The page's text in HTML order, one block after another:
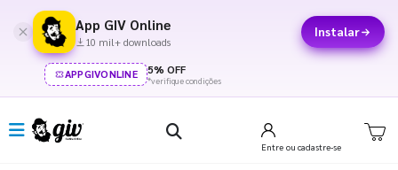
App GIV Online
10 mil+ downloads
Instalar
APPGIVONLINE 5% OFF
*verifique condições
Entre ou cadastre-se